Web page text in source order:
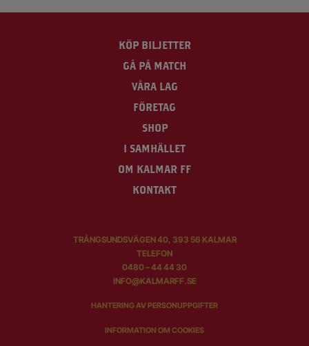
KÖP BILJETTER
GÅ PÅ MATCH
VÅRA LAG
FÖRETAG
SHOP
I SAMHÄLLET
OM KALMAR FF
KONTAKT
TRÅNGSUNDSVÄGEN 40, 393 56 KALMAR
TELEFON
0480 – 44 44 30
INFO@KALMARFF.SE
HANTERING AV PERSONUPPGIFTER
INFORMATION OM COOKIES